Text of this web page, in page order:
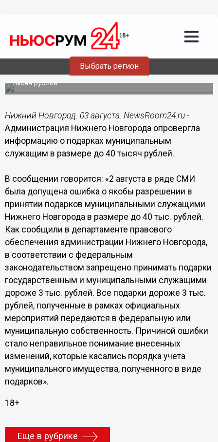
Выбрать регион
Администрация Нижнего Новгорода
опровергла информацию о подарках
муниципальным служащим в размере
до 40 тысяч рублей
Чиновникам запрещено принимать подарки дороже 3
тысяч рублей.
Нижний Новгород. 03 августа. NewsRoom24.ru -
Администрация Нижнего Новгорода опровергла
информацию о подарках муниципальным
служащим в размере до 40 тысяч рублей.
В сообщении говорится: «2 августа в ряде СМИ
была допущена ошибка о якобы разрешении в
принятии подарков муниципальными служащими
Нижнего Новгорода в размере до 40 тыс. рублей.
Как сообщили в департаменте правового
обеспечения администрации Нижнего Новгорода,
в соответствии с федеральным
законодательством запрещено принимать подарки
государственным и муниципальными служащими
дороже 3 тыс. рублей. Все подарки дороже 3 тыс.
рублей, полученные в рамках официальных
мероприятий передаются в федеральную или
муниципальную собственность. Причиной ошибки
стало неправильное понимание внесенных
изменений, которые касались порядка учета
муниципального имущества, полученного в виде
подарков».
18+
Еще в рубрике